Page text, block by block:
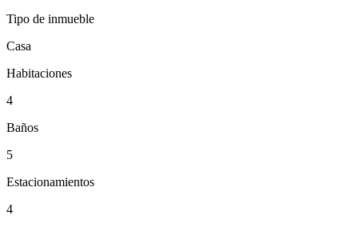
Tipo de inmueble
Casa
Habitaciones
4
Baños
5
Estacionamientos
4